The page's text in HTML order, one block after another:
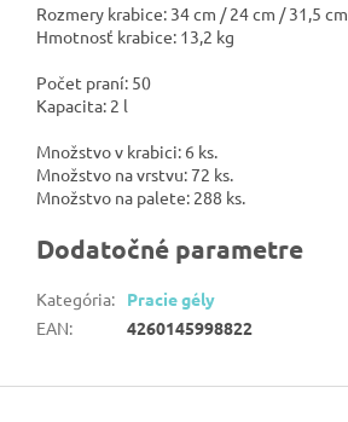
Rozmery krabice: 34 cm / 24 cm / 31,5 cm
Hmotnosť krabice: 13,2 kg
Počet praní: 50
Kapacita: 2 l
Množstvo v krabici: 6 ks.
Množstvo na vrstvu: 72 ks.
Množstvo na palete: 288 ks.
Dodatočné parametre
Kategória:
Pracie gély
EAN: 4260145998822
Z